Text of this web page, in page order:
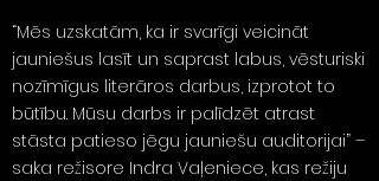
“Mēs uzskatām, ka ir svarīgi veicināt
jauniešus lasīt un saprast labus, vēsturiski
nozīmīgus literāros darbus, izprotot to
būtību. Mūsu darbs ir palīdzēt atrast
stāsta patieso jēgu jauniešu auditorijai” –
saka režisore Indra Vaļeniece, kas režiju